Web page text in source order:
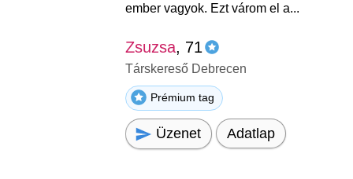
ember vagyok. Ezt várom el a...
Zsuzsa, 71
Társkereső Debrecen
Prémium tag
Üzenet Adatlap